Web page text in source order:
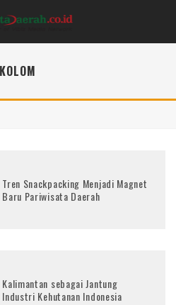
KOLOM
Tren Snackpacking Menjadi Magnet
Baru Pariwisata Daerah
Kalimantan sebagai Jantung
Industri Kehutanan Indonesia